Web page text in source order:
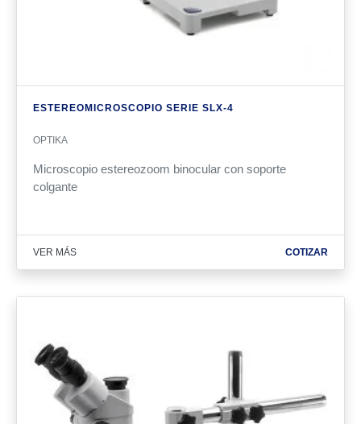
ESTEREOMICROSCOPIO SERIE SLX-4
OPTIKA
Microscopio estereozoom binocular con soporte
colgante
VER MÁS COTIZAR